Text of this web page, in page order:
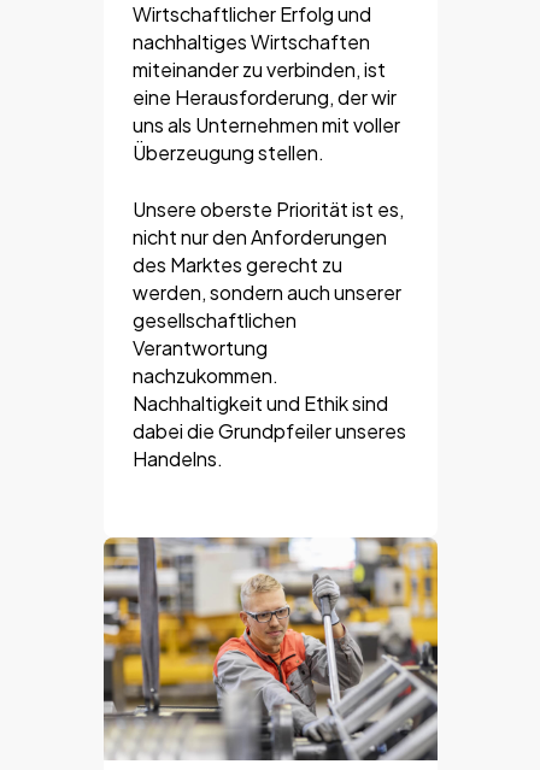
Wirtschaftlicher Erfolg und
nachhaltiges Wirtschaften
miteinander zu verbinden, ist
eine Herausforderung, der wir
uns als Unternehmen mit voller
Überzeugung stellen.
Unsere oberste Priorität ist es,
nicht nur den Anforderungen
des Marktes gerecht zu
werden, sondern auch unserer
gesellschaftlichen
Verantwortung
nachzukommen.
Nachhaltigkeit und Ethik sind
dabei die Grundpfeiler unseres
Handelns.​​